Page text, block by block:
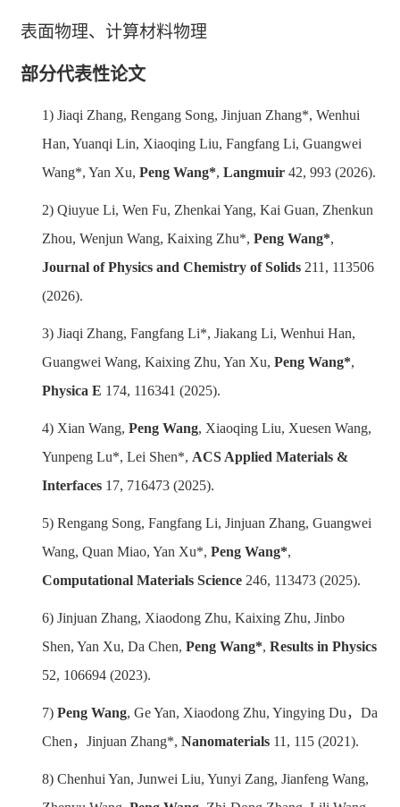
表面物理、计算材料物理
部分代表性论文
1)Jiaqi Zhang, Rengang Song, Jinjuan Zhang*, Wenhui
Han, Yuanqi Lin, Xiaoqing Liu, Fangfang Li, Guangwei
Wang*, Yan Xu,Peng Wang*,Langmuir 42, 993 (2026).
2)Qiuyue Li, Wen Fu, Zhenkai Yang, Kai Guan, Zhenkun
Zhou, Wenjun Wang, Kaixing Zhu*,Peng Wang*,
Journal of Physics and Chemistry of Solids 211, 113506
(2026).
3)Jiaqi Zhang, Fangfang Li*, Jiakang Li, Wenhui Han,
Guangwei Wang, Kaixing Zhu, Yan Xu,Peng Wang*,
Physica E 174, 116341 (2025).
4) Xian Wang,Peng Wang, Xiaoqing Liu, Xuesen Wang,
Yunpeng Lu*, Lei Shen*, ACS Applied Materials &
Interfaces 17, 716473 (2025).
5)Rengang Song, Fangfang Li, Jinjuan Zhang, Guangwei
Wang, Quan Miao, Yan Xu*,Peng Wang*,
Computational Materials Science 246, 113473 (2025).
6)Jinjuan Zhang, Xiaodong Zhu, Kaixing Zhu, Jinbo
Shen, Yan Xu, Da Chen,Peng Wang*,Results in Physics
52, 106694 (2023).
7)Peng Wang, Ge Yan, Xiaodong Zhu, Yingying Du，Da
Chen，Jinjuan Zhang*,Nanomaterials 11, 115 (2021).
8)Chenhui Yan, Junwei Liu, Yunyi Zang, Jianfeng Wang,